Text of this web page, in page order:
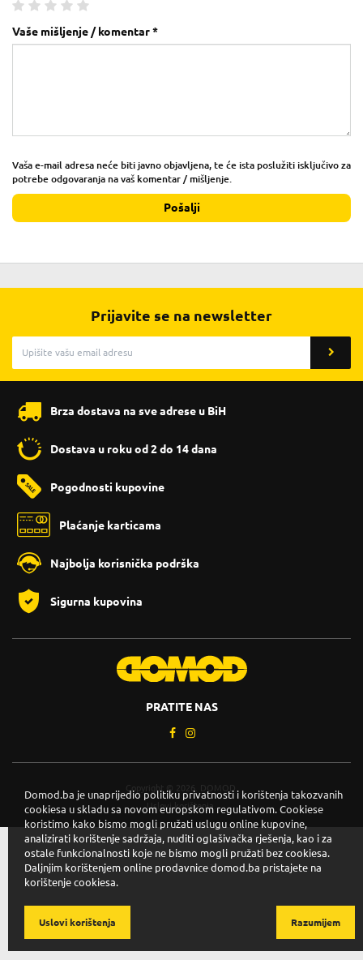
Vaše mišljenje / komentar *
Vaša e-mail adresa neće biti javno objavljena, te će ista poslužiti isključivo za
potrebe odgovaranja na vaš komentar / mišljenje.
Pošalji
Prijavite se na newsletter
Brza dostava na sve adrese u BiH
Dostava u roku od 2 do 14 dana
Pogodnosti kupovine
Plaćanje karticama
Najbolja korisnička podrška
Sigurna kupovina
PRATITE NAS
Copyright © 2026. DOMOD.
Uslovi korištenja
Domod.ba je unaprijedio politiku privatnosti i korištenja takozvanih
cookiesa u skladu sa novom europskom regulativom. Cookiese
koristimo kako bismo mogli pružati uslugu online kupovine,
analizirati korištenje sadržaja, nuditi oglašivačka rješenja, kao i za
ostale funkcionalnosti koje ne bismo mogli pružati bez cookiesa.
Daljnjim korištenjem online prodavnice domod.ba pristajete na
korištenje cookiesa.
Razumijem
Uslovi korištenja